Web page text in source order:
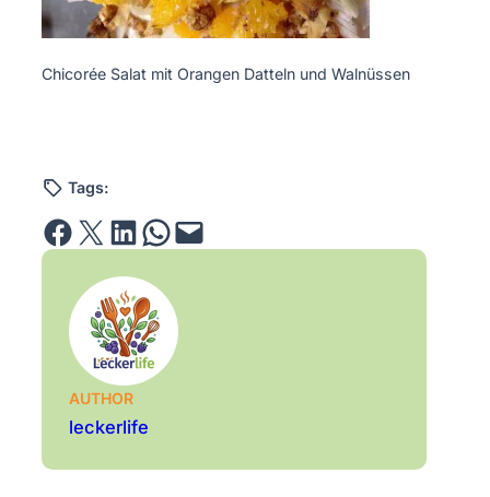
Chicorée Salat mit Orangen Datteln und Walnüssen
Tags:
Share on Facebook Email this Page Share on LinkedIn Share on WhatsApp Email this Page
AUTHOR
leckerlife